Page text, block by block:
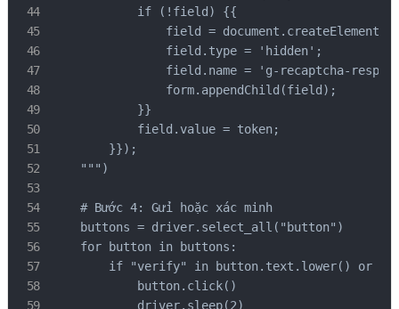
            if (!field) {{
field =
                field.type = 'hidden';
field.name = 'g-recaptcha-
                form.appendChild(field);
            }}
            field.value = token;
        }});
    """)
    # Bước 4: Gửi hoặc xác minh
    buttons = driver.select_all("button")
    for button in buttons:
if "verify" in button.text.lower() or
            button.click()
            driver.sleep(2)